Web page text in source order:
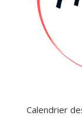
Calendrier